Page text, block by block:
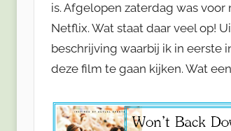
is. Afgelopen zaterdag was voor
Netflix. Wat staat daar veel op!
beschrijving waarbij ik in eerste
deze film te gaan kijken. Wat